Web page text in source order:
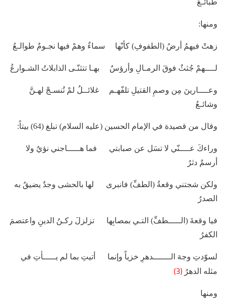
ومنها:
زهتْ فيهمُ أرضُ (الطفوفِ) كأنّها سماءٌ وهمْ فيها نجـومٌ طوالـعُ
لــــهمْ جُثثٌ فوقَ الرمـالِ وأرؤسٌ بهـا تتثنّـى الذابلاتُ الشـوارعُ
وعــــارينَ مِن وصمِ القتيلِ تلفّهـم غلائــلُ لمْ تُنسـجْ لهـنَّ
وشائـعُ
وقال من قصيدة في الإمام الحسين (عليه السلام) تبلغ (64) بيتاً:
وراءكَ عــــنّي لا تسَل عن صبابتي فما هـــــاجني نؤيٌ ولا
أرسمٌ دثرُ
ولكن شجتني وقعةُ (الطفِّ) فانبرى لها بالحشى وجدٌ يضيقُ به
الصدرُ
فيا وقعةَ (الـــــطفِّ) التـي بمصابِها تزلزلَ ركـنُ الدينِ واعتصمَ
الكفرُ
لسوّدتِ وجهَ الـــــــدهرِ خزياً وإنما أتيتِ بما لم يـــــأتِ في
مثله الدهرُ (3)
ومنها